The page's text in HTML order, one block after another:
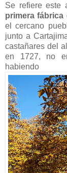
Se refiere este
primera fábrica
el cercano
junto a
castañares del
en 1727, no